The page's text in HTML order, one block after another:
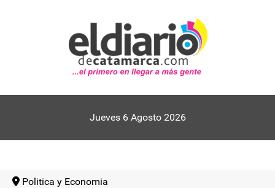
Jueves 6 Agosto 2026
Politica y Economia